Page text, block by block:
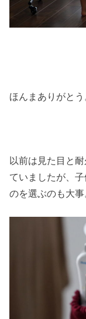
ほんまありがとう
以前は見た目と
ていましたが、
のを選ぶのも大事